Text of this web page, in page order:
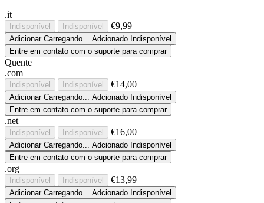
.it
Indisponível Indisponível €9,99
Adicionar Carregando... Adcionado Indisponível
Entre em contato com o suporte para comprar
Quente
.com
Indisponível Indisponível €14,00
Adicionar Carregando... Adcionado Indisponível
Entre em contato com o suporte para comprar
.net
Indisponível Indisponível €16,00
Adicionar Carregando... Adcionado Indisponível
Entre em contato com o suporte para comprar
.org
Indisponível Indisponível €13,99
Adicionar Carregando... Adcionado Indisponível